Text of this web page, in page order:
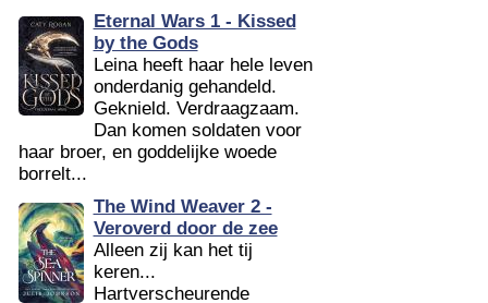
Eternal Wars 1 - Kissed
by the Gods
Leina heeft haar hele leven
onderdanig gehandeld.
Geknield. Verdraagzaam.
Dan komen soldaten voor
haar broer, en goddelijke woede
borrelt...
The Wind Weaver 2 -
Veroverd door de zee
Alleen zij kan het tij
keren...
Hartverscheurende